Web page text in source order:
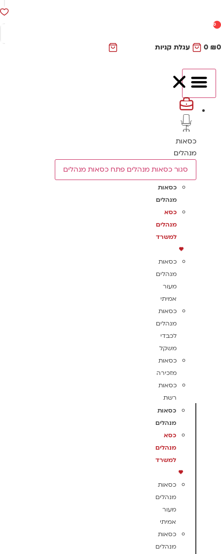
0
₪
0 עגלת קניות
כסאות
מנהלים
סגור כסאות מנהלים פתח כסאות מנהלים
כסאות
מנהלים
כסא
מנהלים
למשרד
כסאות
מנהלים
מעור
אמיתי
כסאות
מנהלים
לכבדי
משקל
כסאות
מזכירה
כסאות
רשת
כסאות
מנהלים
כסא
מנהלים
למשרד
כסאות
מנהלים
מעור
אמיתי
כסאות
מנהלים